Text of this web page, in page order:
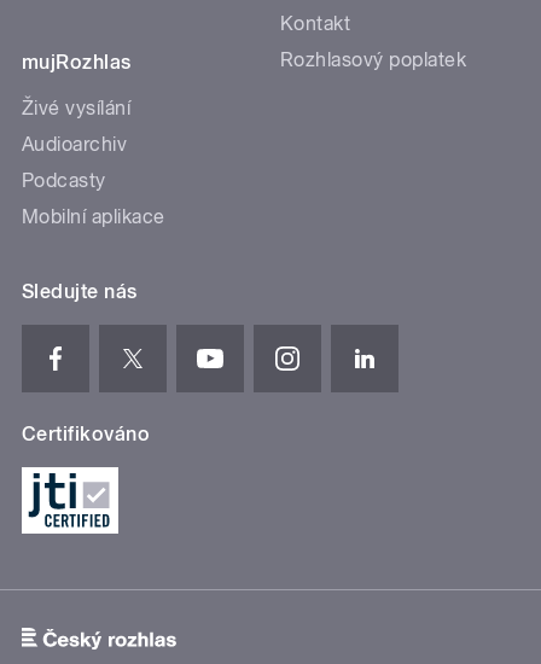
mujRozhlas
Živé vysílání
Audioarchiv
Podcasty
Mobilní aplikace
Kontakt
Rozhlasový poplatek
Sledujte nás
Certifikováno